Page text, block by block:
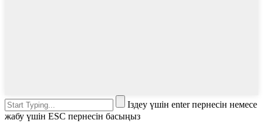
Іздеу үшін enter пернесін немесе
жабу үшін ESC пернесін басыңыз